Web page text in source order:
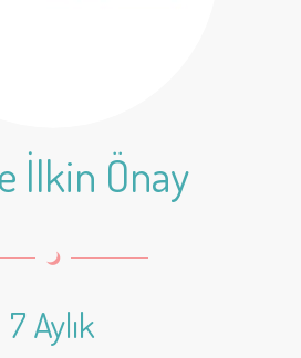
İlkin Önay
7 Aylık